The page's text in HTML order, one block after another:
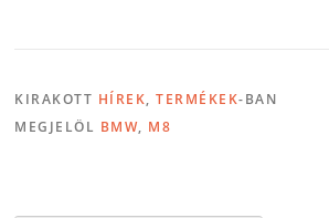
KIRAKOTT HÍREK,TERMÉKEK-BAN
MEGJELÖL BMW, M8